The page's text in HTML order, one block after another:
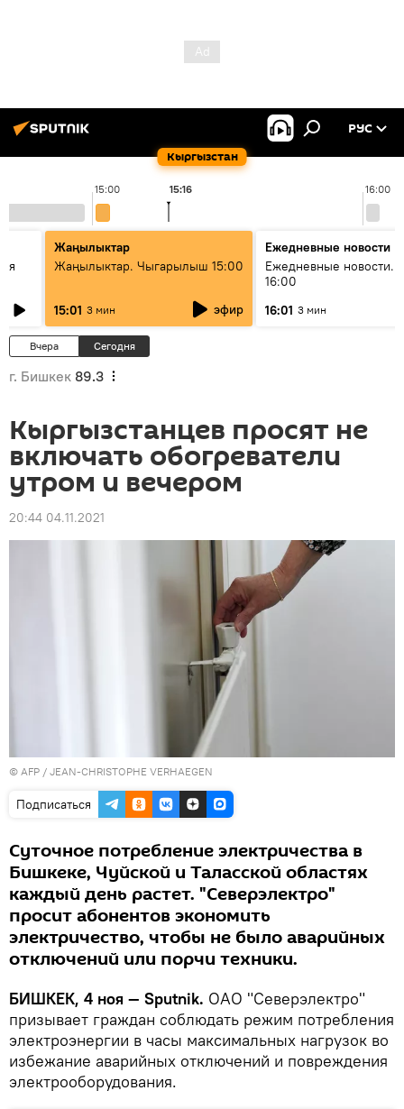
Кыргызстан
РУС
15:00 16:00
15:16
Жаңылыктар
Жаңылыктар. Чыгарылыш 15:00
15:01 3 мин эфир
Ежедневные новости
Ежедневные новости.
16:00
16:01 3 мин
Вчера Сегодня
г. Бишкек 89.3
Кыргызстанцев просят не
включать обогреватели
утром и вечером
20:44 04.11.2021
© AFP / JEAN-CHRISTOPHE VERHAEGEN
Подписаться
Суточное потребление электричества в
Бишкеке, Чуйской и Таласской областях
каждый день растет. "Северэлектро"
просит абонентов экономить
электричество, чтобы не было аварийных
отключений или порчи техники.
БИШКЕК, 4 ноя — Sputnik. ОАО "Северэлектро"
призывает граждан соблюдать режим потребления
электроэнергии в часы максимальных нагрузок во
избежание аварийных отключений и повреждения
электрооборудования.